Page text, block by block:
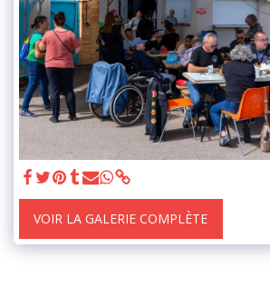
VOIR LA GALERIE COMPLÈTE